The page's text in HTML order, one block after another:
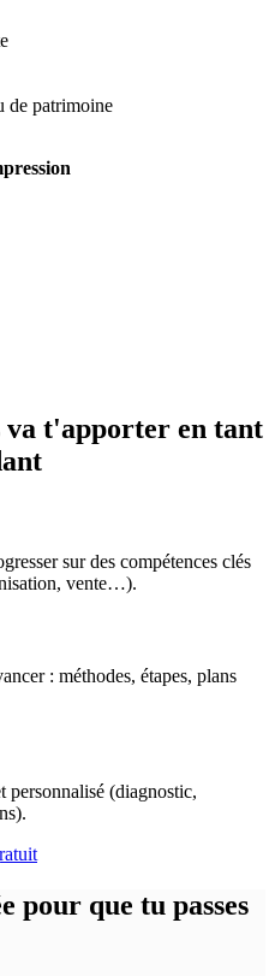
de patrimoine
va t'apporter en tant
sur des compétences clés
vente…).
: méthodes, étapes, plans
(diagnostic,
pour que tu passes